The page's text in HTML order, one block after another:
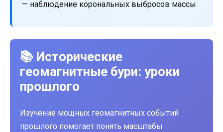
— наблюдение корональных выбросов массы
📚 Исторические
геомагнитные бури: уроки
прошлого
Изучение мощных геомагнитных событий
прошлого помогает понять масштабы